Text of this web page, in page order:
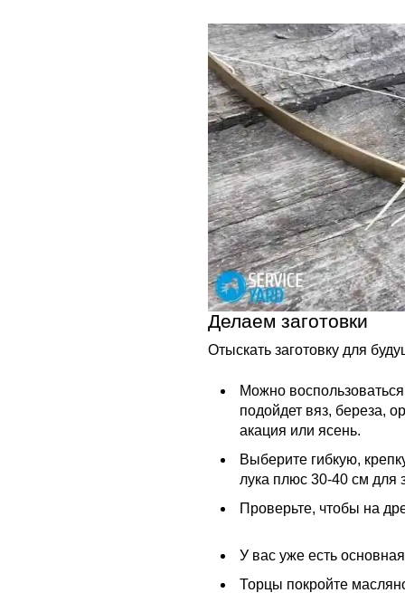
Делаем заготовки
Отыскать заготовку для
Можно
подойдет вяз, береза,
акация или ясень.
Выберите гибкую,
лука плюс 30-40 см для
Проверьте, чтобы на
У вас уже есть
Торцы покройте